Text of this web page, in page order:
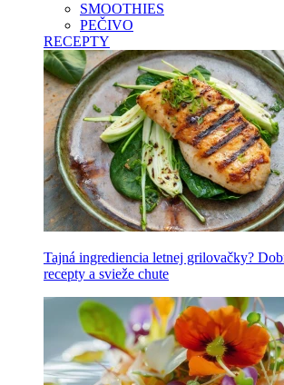
SMOOTHIES
PEČIVO
RECEPTY
Tajná ingrediencia letnej grilovačky?
recepty a svieže chute